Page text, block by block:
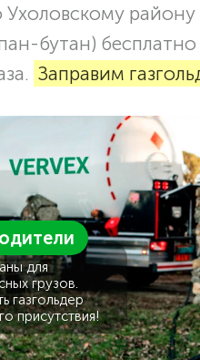
бутан)
Заправим
для
грузов.
газгольдер
присутствия!